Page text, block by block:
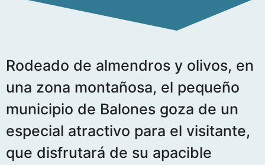
Rodeado de almendros y olivos, en
una zona montañosa, el pequeño
municipio de Balones goza de un
especial atractivo para el visitante,
que disfrutará de su apacible